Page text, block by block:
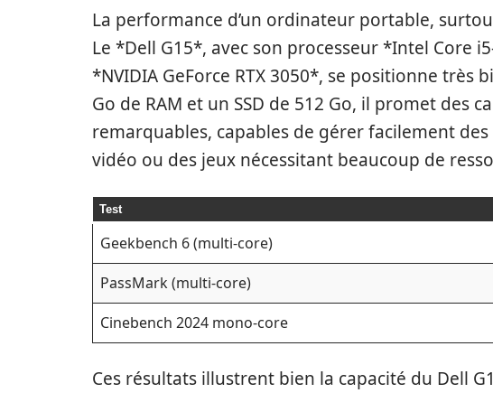
La performance d’un ordinateur portable,
Le *Dell G15*, avec son processeur *Intel Core
*NVIDIA GeForce RTX 3050*, se positionne très
Go de RAM et un SSD de 512 Go, il promet des
remarquables, capables de gérer facilement
vidéo ou des jeux nécessitant beaucoup de
Test
Geekbench 6 (multi-core)
PassMark (multi-core)
Cinebench 2024 mono-core
Ces résultats illustrent bien la capacité du Dell